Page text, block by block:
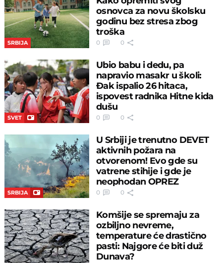
SRBIJA
osnovca za novu školsku
godinu bez stresa zbog
troška
0 0
SVET
Ubio babu i dedu, pa
napravio masakr u školi:
Đak ispalio 26 hitaca,
ispovest radnika Hitne kida
dušu
0 0
SRBIJA
U Srbiji je trenutno DEVET
aktivnih požara na
otvorenom! Evo gde su
vatrene stihije i gde je
neophodan OPREZ
0 0
Komšije se spremaju za
ozbiljno nevreme,
temperature će drastično
pasti: Najgore će biti duž
Dunava?